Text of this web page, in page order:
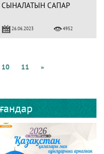
СЫНАЛАТЫН САПАР
26.06.2023 4952
10 11 »